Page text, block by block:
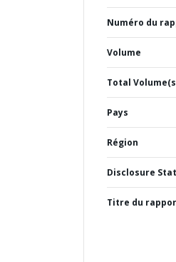
Numéro du
Volume
Total
Pays
Région
Disclosure
Titre du